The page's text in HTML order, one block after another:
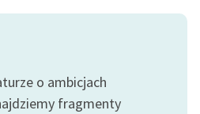
o ambicjach
fragmenty